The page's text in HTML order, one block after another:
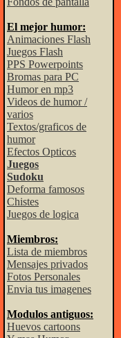
El mejor humor:
Animaciones Flash
Juegos Flash
PPS Powerpoints
Bromas para PC
Humor en mp3
Videos de humor /
varios
Textos/graficos de
humor
Efectos Opticos
Juegos
Sudoku
Deforma famosos
Chistes
Juegos de logica
Miembros:
Lista de miembros
Mensajes privados
Fotos Personales
Envia tus imagenes
Modulos antiguos:
Huevos cartoons